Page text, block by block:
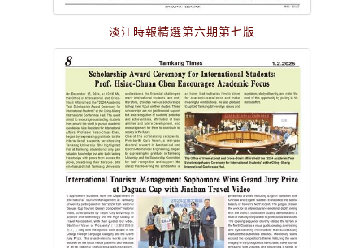
淡江時報精選第六期第七版